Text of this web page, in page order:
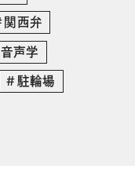
関西弁
音声学
駐輪場